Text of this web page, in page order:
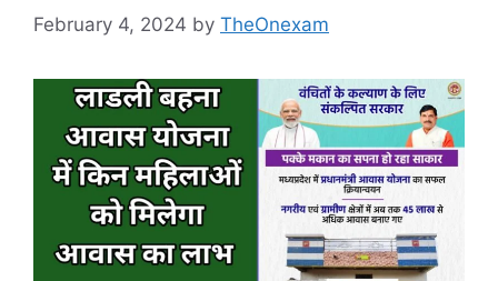
February 4, 2024 by TheOnexam